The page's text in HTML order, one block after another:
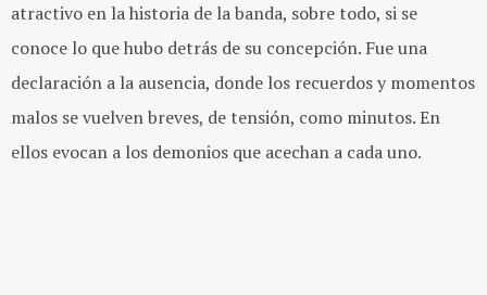
atractivo en la historia de la banda, sobre todo, si se
conoce lo que hubo detrás de su concepción. Fue una
declaración a la ausencia, donde los recuerdos y momentos
malos se vuelven breves, de tensión, como minutos. En
ellos evocan a los demonios que acechan a cada uno.